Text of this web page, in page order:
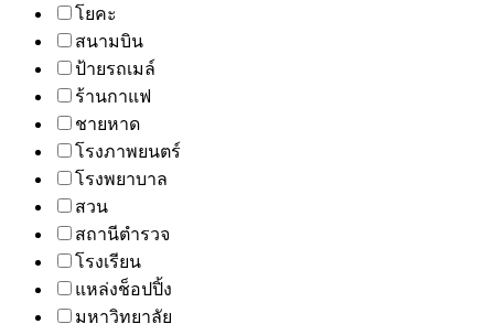
โยคะ
สนามบิน
ป้ายรถเมล์
ร้านกาแฟ
ชายหาด
โรงภาพยนตร์
โรงพยาบาล
สวน
สถานีตำรวจ
โรงเรียน
แหล่งช็อปปิ้ง
มหาวิทยาลัย